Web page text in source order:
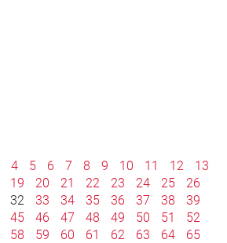
4 5 6 7 8 9 10 11 12
13
19 20 21 22 23 24 25
26
32 33 34 35 36 37 38
39
45 46 47 48 49 50 51
52
58 59 60 61 62 63 64
65